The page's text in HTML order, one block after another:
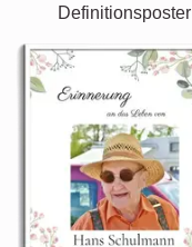
Definitionsposter